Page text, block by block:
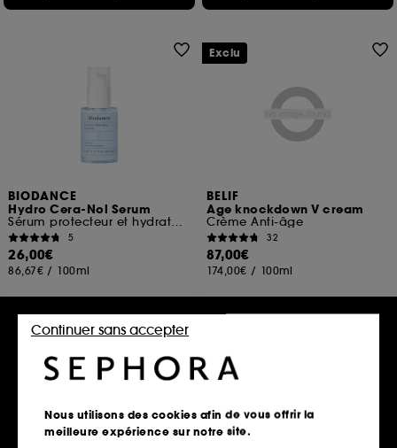
BIODANCE
Hydro Cera-Nol Serum
Sérum protecteur et hydratation intense
5
26,00€
86,67€ / 100ml
Ajouter au panier
BELIF
Age knockdown V cream
Crème Anti-âge
32
87,00€
174,00€ / 100ml
Exclu
Nous utilisons des cookies afin de vous offrir la
meilleure expérience sur notre site.
Continuer sans accepter